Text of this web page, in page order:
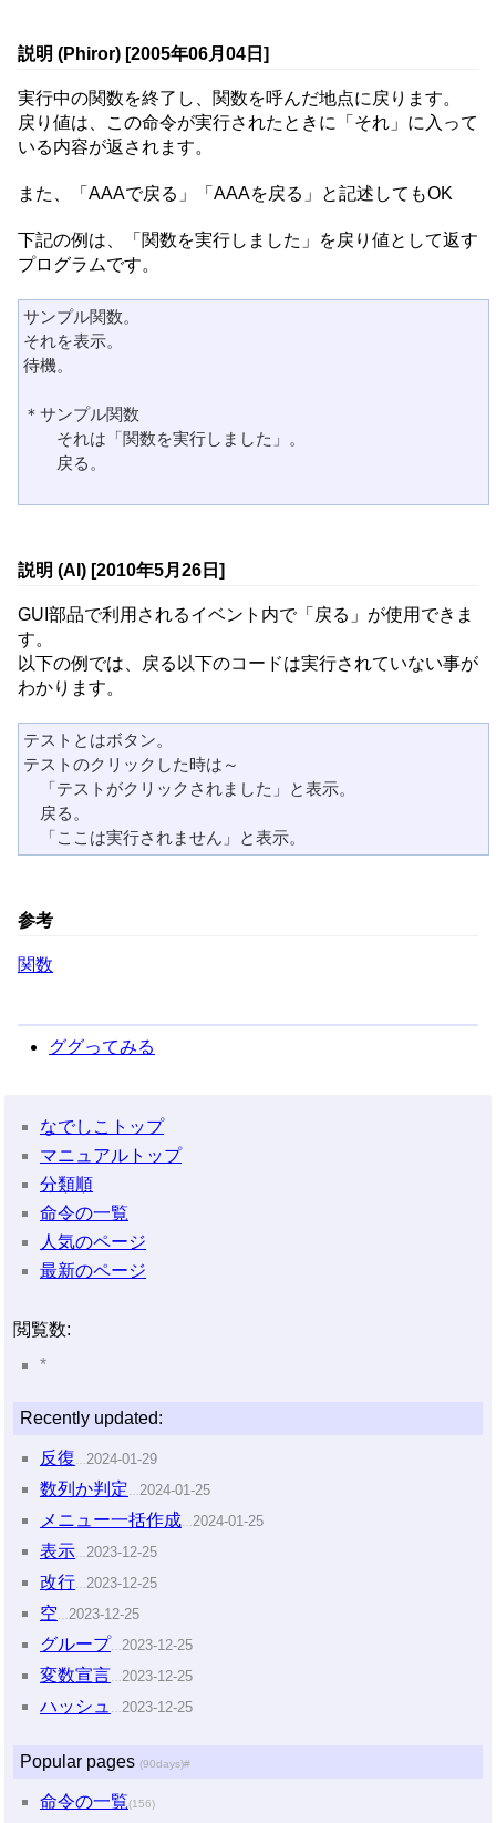
説明 (Phiror) [2005年06月04日]
実行中の関数を終了し、関数を呼んだ地点に戻ります。
戻り値は、この命令が実行されたときに「それ」に入って
いる内容が返されます。
また、「AAAで戻る」「AAAを戻る」と記述してもOK
下記の例は、「関数を実行しました」を戻り値として返す
プログラムです。
サンプル関数。
それを表示。
待機。
＊サンプル関数
それは「関数を実行しました」。
戻る。
説明 (AI) [2010年5月26日]
GUI部品で利用されるイベント内で「戻る」が使用できま
す。
以下の例では、戻る以下のコードは実行されていない事が
わかります。
テストとはボタン。
テストのクリックした時は～
「テストがクリックされました」と表示。
戻る。
参考
関数
ググってみる
なでしこトップ
マニュアルトップ
分類順
命令の一覧
人気のページ
最新のページ
閲覧数:
*
Recently updated:
反復 2024-01-29
数列か判定 2024-01-25
メニュー一括作成 2024-01-25
表示 2023-12-25
改行 2023-12-25
空 2023-12-25
グループ 2023-12-25
変数宣言 2023-12-25
ハッシュ 2023-12-25
Popular pages (90days)#
命令の一覧(156)